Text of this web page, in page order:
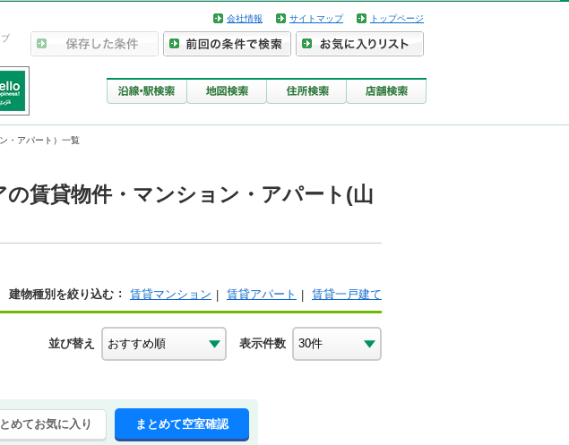
会社情報 サイトマップ トップページ
・アパート）一覧
賃貸物件・マンション・アパート(山
建物種別を絞り込む 賃貸マンション 賃貸アパート 賃貸一戸建て
並び替え 表示件数
めてお気に入り まとめて空室確認